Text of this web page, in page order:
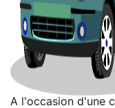
A l'occasion d'une